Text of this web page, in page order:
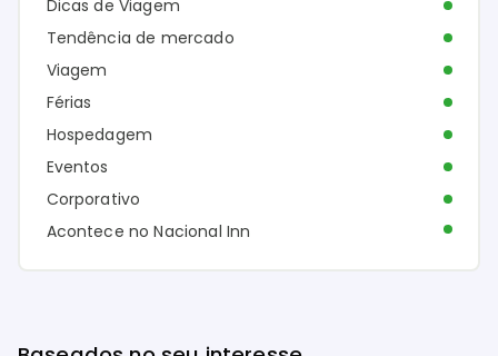
Dicas de Viagem
Tendência de mercado
Viagem
Férias
Hospedagem
Eventos
Corporativo
Acontece no Nacional Inn